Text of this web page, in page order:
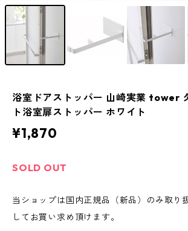
浴室ドアストッパー 山崎実業 tower
ト浴室扉ストッパー ホワイト
¥1,870
SOLD OUT
当ショップは国内正規品（新品）のみ取り
してお買い求め頂けます。